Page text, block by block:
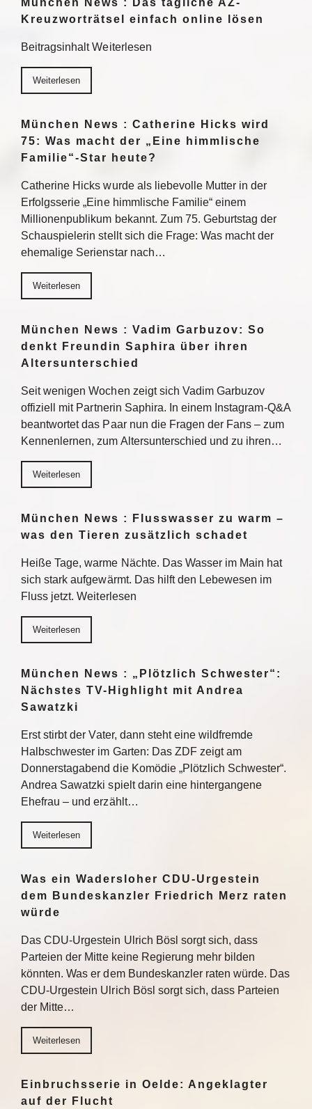
München News : Das tägliche AZ-
Kreuzworträtsel einfach online lösen
Beitragsinhalt Weiterlesen
Weiterlesen
München News : Catherine Hicks wird
75: Was macht der „Eine himmlische
Familie“-Star heute?
Catherine Hicks wurde als liebevolle Mutter in der
Erfolgsserie „Eine himmlische Familie“ einem
Millionenpublikum bekannt. Zum 75. Geburtstag der
Schauspielerin stellt sich die Frage: Was macht der
ehemalige Serienstar nach…
Weiterlesen
München News : Vadim Garbuzov: So
denkt Freundin Saphira über ihren
Altersunterschied
Seit wenigen Wochen zeigt sich Vadim Garbuzov
offiziell mit Partnerin Saphira. In einem Instagram-Q&A
beantwortet das Paar nun die Fragen der Fans – zum
Kennenlernen, zum Altersunterschied und zu ihren…
Weiterlesen
München News : Flusswasser zu warm –
was den Tieren zusätzlich schadet
Heiße Tage, warme Nächte. Das Wasser im Main hat
sich stark aufgewärmt. Das hilft den Lebewesen im
Fluss jetzt. Weiterlesen
Weiterlesen
München News : „Plötzlich Schwester“:
Nächstes TV-Highlight mit Andrea
Sawatzki
Erst stirbt der Vater, dann steht eine wildfremde
Halbschwester im Garten: Das ZDF zeigt am
Donnerstagabend die Komödie „Plötzlich Schwester“.
Andrea Sawatzki spielt darin eine hintergangene
Ehefrau – und erzählt…
Weiterlesen
Was ein Wadersloher CDU-Urgestein
dem Bundeskanzler Friedrich Merz raten
würde
Das CDU-Urgestein Ulrich Bösl sorgt sich, dass
Parteien der Mitte keine Regierung mehr bilden
könnten. Was er dem Bundeskanzler raten würde. Das
CDU-Urgestein Ulrich Bösl sorgt sich, dass Parteien
der Mitte…
Weiterlesen
Einbruchsserie in Oelde: Angeklagter
auf der Flucht